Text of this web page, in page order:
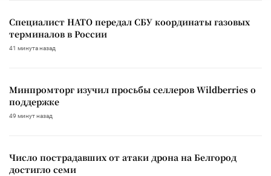
Специалист НАТО передал СБУ координаты газовых
терминалов в России
41 минута назад
Минпромторг изучил просьбы селлеров Wildberries о
поддержке
49 минут назад
Число пострадавших от атаки дрона на Белгород
достигло семи